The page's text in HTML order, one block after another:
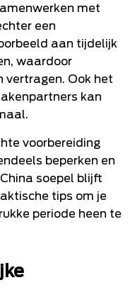
met
een
aan tijdelijk
waardoor
vertragen. Ook het
kan
voorbereiding
beperken en
soepel blijft
tips om je
periode heen te